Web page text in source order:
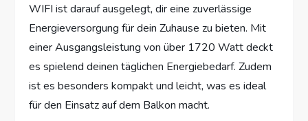
WIFI ist darauf ausgelegt, dir eine zuverlässige
Energieversorgung für dein Zuhause zu bieten. Mit
einer Ausgangsleistung von über 1720 Watt deckt
es spielend deinen täglichen Energiebedarf. Zudem
ist es besonders kompakt und leicht, was es ideal
für den Einsatz auf dem Balkon macht.